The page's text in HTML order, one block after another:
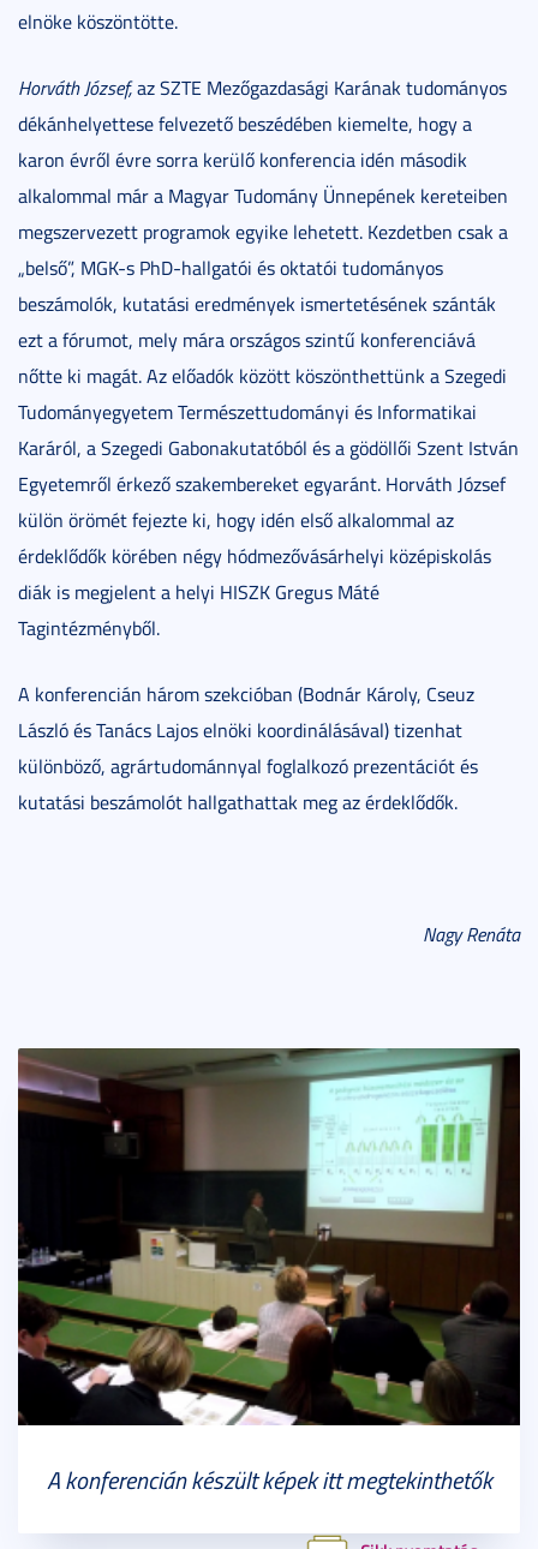
elnöke köszöntötte.
Horváth József,az SZTE Mezőgazdasági Karának tudományos
dékánhelyettese felvezető beszédében kiemelte, hogy a
karon évről évre sorra kerülő konferencia idén második
alkalommal már a Magyar Tudomány Ünnepének kereteiben
megszervezett programok egyike lehetett. Kezdetben csak a
„belső”, MGK-s PhD-hallgatói és oktatói tudományos
beszámolók, kutatási eredmények ismertetésének szánták
ezt a fórumot, mely mára országos szintű konferenciává
nőtte ki magát. Az előadók között köszönthettünk a Szegedi
Tudományegyetem Természettudományi és Informatikai
Karáról, a Szegedi Gabonakutatóból és a gödöllői Szent István
Egyetemről érkező szakembereket egyaránt. Horváth József
külön örömét fejezte ki, hogy idén első alkalommal az
érdeklődők körében négy hódmezővásárhelyi középiskolás
diák is megjelent a helyi HISZK Gregus Máté
Tagintézményből.
A konferencián három szekcióban (Bodnár Károly, Cseuz
László és Tanács Lajos elnöki koordinálásával) tizenhat
különböző, agrártudománnyal foglalkozó prezentációt és
kutatási beszámolót hallgathattak meg az érdeklődők.
Nagy Renáta
A konferencián készült képek itt megtekinthetők